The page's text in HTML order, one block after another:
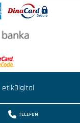
etikDigital
TELEFON